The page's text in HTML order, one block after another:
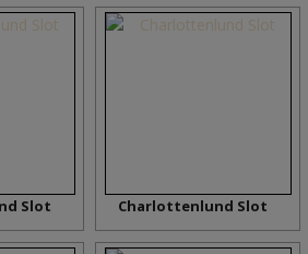
Slot Charlottenlund Slot